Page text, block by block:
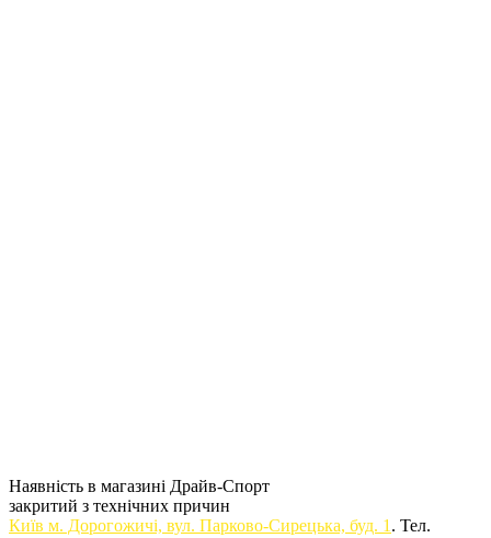
Наявність в магазині Драйв-Спорт
закритий з технічних причин
Київ м. Дорогожичi, вул. Парково-Сирецька, буд. 1 . Тел.